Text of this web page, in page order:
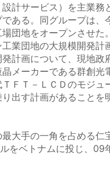
計サービス）を主業務
ある。同グループは、
団地をオープンさせた
業団地の大規模開発計
計画について、現地政
メーカーである群創光
ＦＴ－ＬＣＤのモジュ
出す計画があることを
大手の一角を占める仁
をベトナムに投じ、09